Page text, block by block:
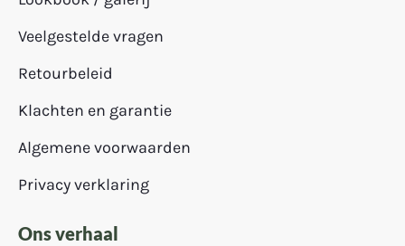
Veelgestelde vragen
Retourbeleid
Klachten en garantie
Algemene voorwaarden
Privacy verklaring
Ons verhaal